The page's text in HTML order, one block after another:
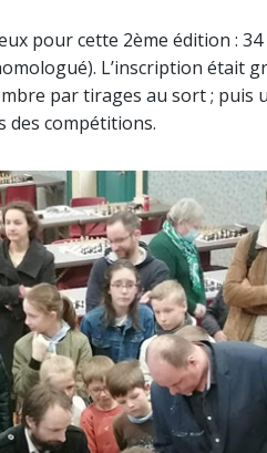
pour cette 2ème édition :
L’inscription était
par tirages au sort ; puis
des compétitions.